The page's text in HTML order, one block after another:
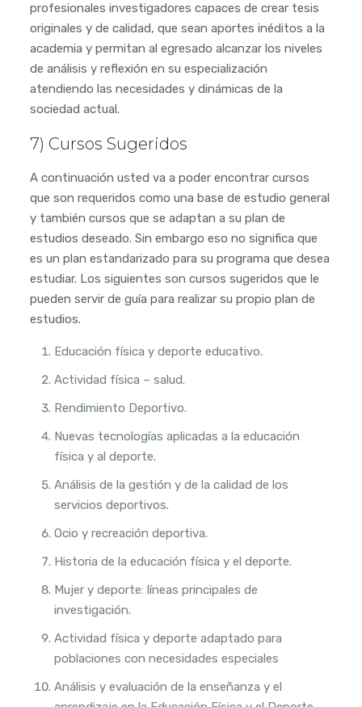
profesionales investigadores capaces de crear tesis
originales y de calidad, que sean aportes inéditos a la
academia y permitan al egresado alcanzar los niveles
de análisis y reflexión en su especialización
atendiendo las necesidades y dinámicas de la
sociedad actual.
7) Cursos Sugeridos
A continuación usted va a poder encontrar cursos
que son requeridos como una base de estudio general
y también cursos que se adaptan a su plan de
estudios deseado. Sin embargo eso no significa que
es un plan estandarizado para su programa que desea
estudiar. Los siguientes son cursos sugeridos que le
pueden servir de guía para realizar su propio plan de
estudios.
Educación física y deporte educativo.
Actividad física – salud.
Rendimiento Deportivo.
Nuevas tecnologías aplicadas a la educación
física y al deporte.
Análisis de la gestión y de la calidad de los
servicios deportivos.
Ocio y recreación deportiva.
Historia de la educación física y el deporte.
Mujer y deporte: líneas principales de
investigación.
Actividad física y deporte adaptado para
poblaciones con necesidades especiales
Análisis y evaluación de la enseñanza y el